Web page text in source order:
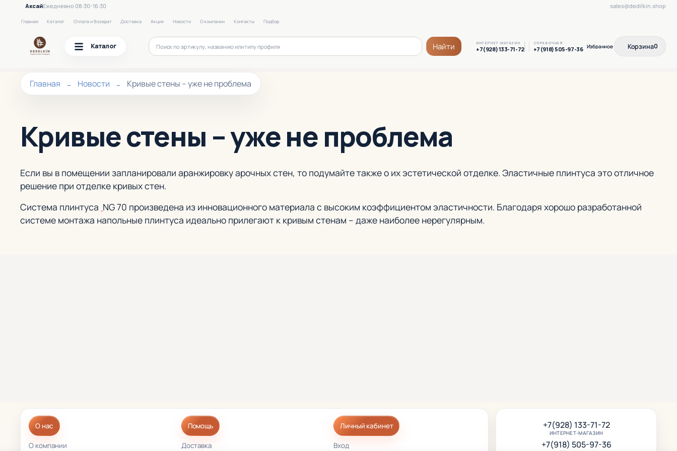
АксайЕжедневно 08:30-16:30
Главная Каталог Оплата и Возврат Доставка Акция Новости О компании Контакты Подбор
sales@dedilkin.shop
Каталог Найти ИНТЕРНЕТ-МАГАЗИН
+7(928) 133-71-72
СПРАВОЧНАЯ
+7(918) 505-97-36 Корзина0
Главная Новости Кривые стены – уже не проблема
Кривые стены – уже не проблема
Если вы в помещении запланировали аранжировку арочных стен, то подумайте также о их эстетической отделке. Эластичные плинтуса это отличное
решение при отделке кривых стен.
Система плинтуса NG 70 произведена из инновационного материала с высоким коэффициентом эластичности. Благодаря хорошо разработанной
системе монтажа напольные плинтуса идеально прилегают к кривым стенам – даже наиболее нерегулярным.
О нас
О компании
Помощь
Доставка
Личный кабинет
Вход
+7(928) 133-71-72
ИНТЕРНЕТ-МАГАЗИН
+7(918) 505-97-36